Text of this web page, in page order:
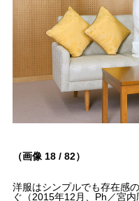
（画像 18 / 82）
洋服はシンプルでも存在感
ぐ（2015年12月、Ph／宮内